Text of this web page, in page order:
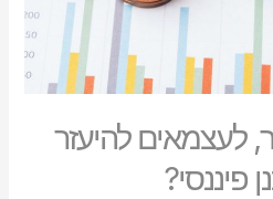
לעצמאים להיעזר
פיננסי?